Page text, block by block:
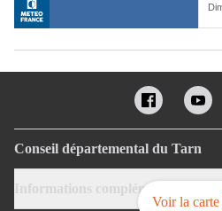
Voir la carte
Conseil départemental du Tarn
Informations complémentaires